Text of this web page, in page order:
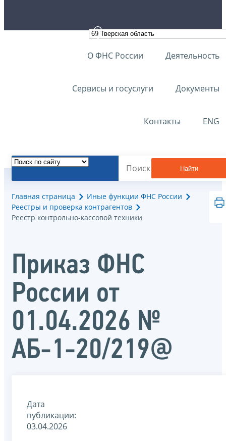
О ФНС России Деятельность
Сервисы и госуслуги Документы
Контакты ENG
Найти
Главная страница
Иные функции ФНС России
Реестры и проверка контрагентов
Реестр контрольно-кассовой техники
Приказ ФНС
России от
01.04.2026 №
АБ-1-20/219@
Дата
публикации:
03.04.2026